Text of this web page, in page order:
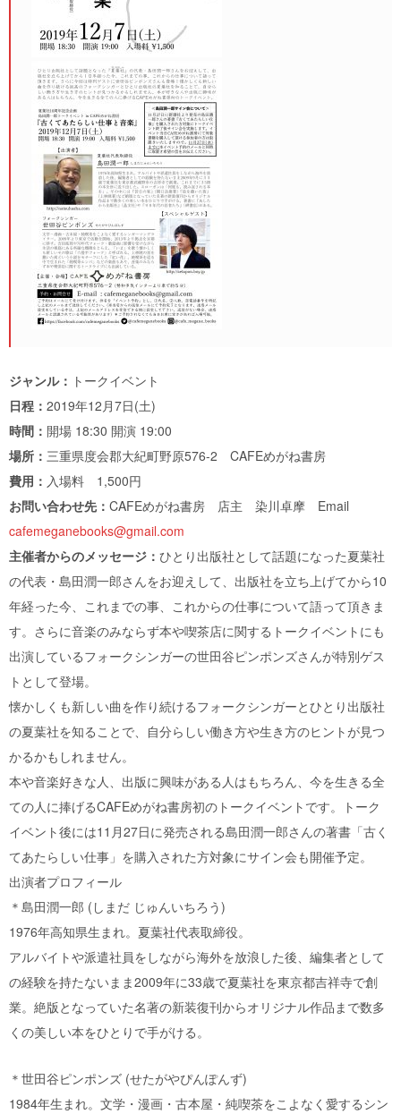
ジャンル： トークイベント
日程： 2019年12月7日(土)
時間： 開場 18:30 開演 19:00
場所： 三重県度会郡大紀町野原576-2 CAFEめがね書房
費用： 入場料 1,500円
お問い合わせ先： CAFEめがね書房 店主 染川卓摩 Email
cafemeganebooks@gmail.com
主催者からのメッセージ： ひとり出版社として話題になった夏葉社
の代表・島田潤一郎さんをお迎えして、出版社を立ち上げてから10
年経った今、これまでの事、これからの仕事について語って頂きま
す。さらに音楽のみならず本や喫茶店に関するトークイベントにも
出演しているフォークシンガーの世田谷ピンポンズさんが特別ゲス
トとして登場。
懐かしくも新しい曲を作り続けるフォークシンガーとひとり出版社
の夏葉社を知ることで、自分らしい働き方や生き方のヒントが見つ
かるかもしれません。
本や音楽好きな人、出版に興味がある人はもちろん、今を生きる全
ての人に捧げるCAFEめがね書房初のトークイベントです。トーク
イベント後には11月27日に発売される島田潤一郎さんの著書「古く
てあたらしい仕事」を購入された方対象にサイン会も開催予定。
出演者プロフィール
＊島田潤一郎 (しまだ じゅんいちろう)
1976年高知県生まれ。夏葉社代表取締役。
アルバイトや派遣社員をしながら海外を放浪した後、編集者として
の経験を持たないまま2009年に33歳で夏葉社を東京都吉祥寺で創
業。絶版となっていた名著の新装復刊からオリジナル作品まで数多
くの美しい本をひとりで手がける。
＊世田谷ピンポンズ (せたがやぴんぽんず)
1984年生まれ。文学・漫画・古本屋・純喫茶をこよなく愛するシン